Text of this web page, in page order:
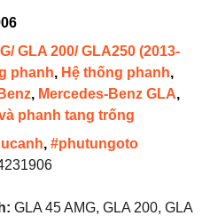
GLA 200/ GLA250 (2013-
phanh, Hệ thống phanh,
, Mercedes-Benz GLA,
phanh tang trống
, #phutungoto
GLA 45 AMG, GLA 200, GLA